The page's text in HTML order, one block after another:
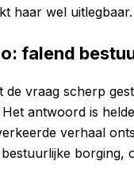
haar wel uitlegbaar.
falend
vraag scherp
antwoord is
verhaal
borging,